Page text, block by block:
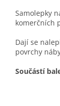
Samolepky
komerčních
Dají se
povrchy
Součástí